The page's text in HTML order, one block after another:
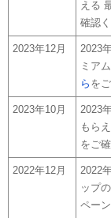
える
確認く
2023年12月
2023
ミア
ら を
2023年10月
2023
もら
をご
2022年12月
2022
ップ
ペー